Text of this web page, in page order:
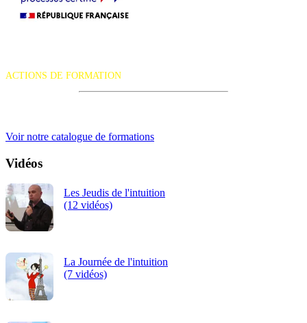
ACTIONS DE FORMATION
Voir notre catalogue de formations
Vidéos
Les Jeudis de l'intuition
(12 vidéos)
La Journée de l'intuition
(7 vidéos)